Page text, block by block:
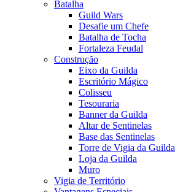
Batalha
Guild Wars
Desafie um Chefe
Batalha de Tocha
Fortaleza Feudal
Construção
Eixo da Guilda
Escritório Mágico
Colisseu
Tesouraria
Banner da Guilda
Altar de Sentinelas
Base das Sentinelas
Torre de Vigia da Guilda
Loja da Guilda
Muro
Vigia de Território